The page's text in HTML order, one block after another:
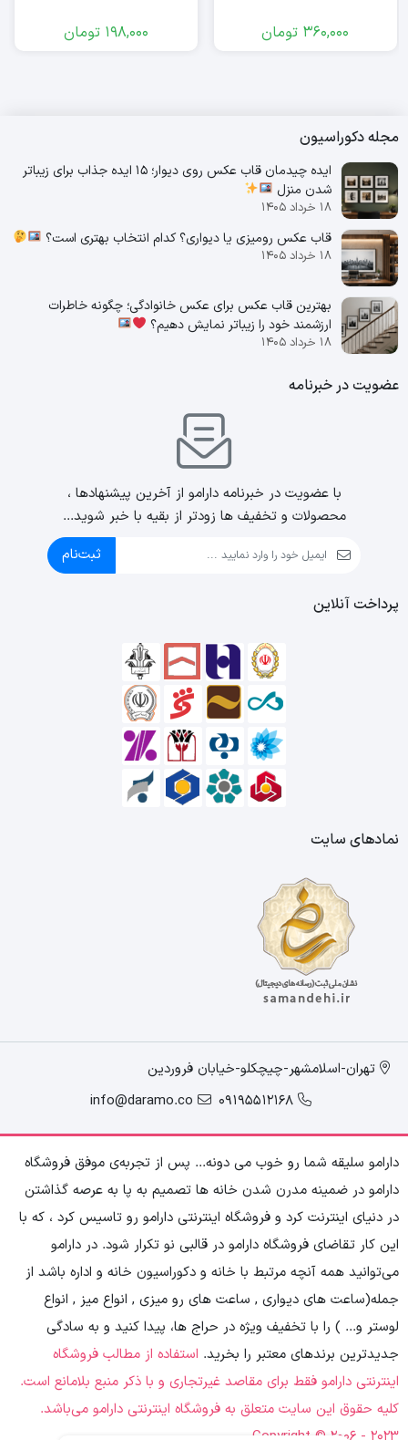
198,000 تومان 198,000 تومان
مجله دکوراسیون
ایده چیدمان قاب عکس روی دیوار؛ 15 ایده جذاب برای زیباتر
شدن منزل
۱۸ خرداد ۱۴۰۵
قاب عکس رومیزی یا دیواری؟ کدام انتخاب بهتری است؟
۱۸ خرداد ۱۴۰۵
بهترین قاب عکس برای عکس خانوادگی؛ چگونه خاطرات
ارزشمند خود را زیباتر نمایش دهیم؟
۱۸ خرداد ۱۴۰۵
عضویت در خبرنامه
با عضویت در خبرنامه دارامو از آخرین پیشنهادها ،
محصولات و تخفیف ها زودتر از بقیه با خبر شوید...
ثبت‌نام
پرداخت آنلاین
نمادهای سایت
تهران-اسلامشهر-چیچکلو-خیابان فروردین
09195512168
info@daramo.co
دارامو سلیقه شما رو خوب می دونه... پس از تجربه‌ی موفق فروشگاه
دارامو در ضمینه مدرن شدن خانه ها تصمیم به پا به عرصه گذاشتن
در دنیای اینترنت کرد و فروشگاه اینترنتی دارامو رو تاسیس کرد ، که با
این کار تقاضای فروشگاه دارامو در قالبی نو تکرار شود. در دارامو
می‌توانید همه آنچه مرتبط با خانه و دکوراسیون خانه و اداره باشد از
جمله(ساعت های دیواری , ساعت های رو میزی , انواع میز , انواع
لوستر و... ) را با تخفیف ویژه در حراج ها، پیدا کنید و به سادگی
جدیدترین‌ برندهای معتبر را بخرید. استفاده از مطالب فروشگاه
اینترنتی دارامو فقط برای مقاصد غیرتجاری و با ذکر منبع بلامانع است.
کلیه حقوق این سایت متعلق به فروشگاه اینترنتی دارامو می‌باشد.